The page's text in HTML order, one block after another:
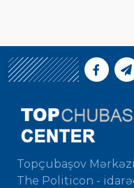
Topçubaşov
The Politicon -